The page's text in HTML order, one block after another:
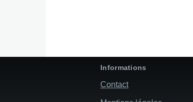
Informations
Contact